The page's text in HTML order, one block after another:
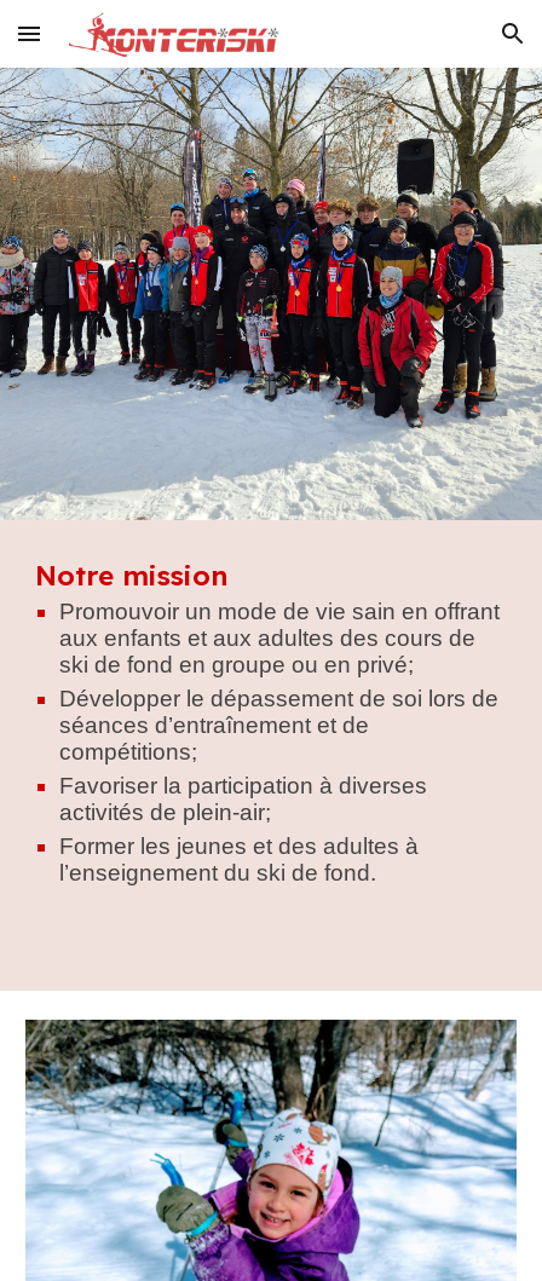
Skip to main content Skip to navigation
Notre mission
Promouvoir un mode de vie sain en offrant
aux enfants et aux adultes des cours de
ski de fond en groupe ou en privé;
Développer le dépassement de soi lors de
séances d’entraînement et de
compétitions;
Favoriser la participation à diverses
activités de plein-air;
Former les jeunes et des adultes à
l’enseignement du ski de fond.